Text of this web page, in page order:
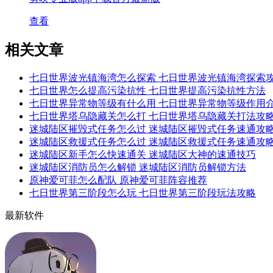
查看
相关文章
七日世界波光镇海湾怎么探索 七日世界波光镇海湾探索
七日世界怎么提高污染抗性 七日世界提高污染抗性方法
七日世界异常物等级有什么用 七日世界异常物等级作用
七日世界塔乌隐藏关怎么打 七日世界塔乌隐藏关打法攻
迷城陆区摧毁式任务怎么过 迷城陆区摧毁式任务速通攻
迷城陆区救援式任务怎么过 迷城陆区救援式任务速通攻
迷城陆区新手怎么快速通关 迷城陆区大神的速通技巧
迷城陆区消防员怎么解锁 迷城陆区消防员解锁方法
原神爱可菲怎么配队 原神爱可菲阵容推荐
七日世界第三阶段怎么玩 七日世界第三阶段玩法攻略
最新软件